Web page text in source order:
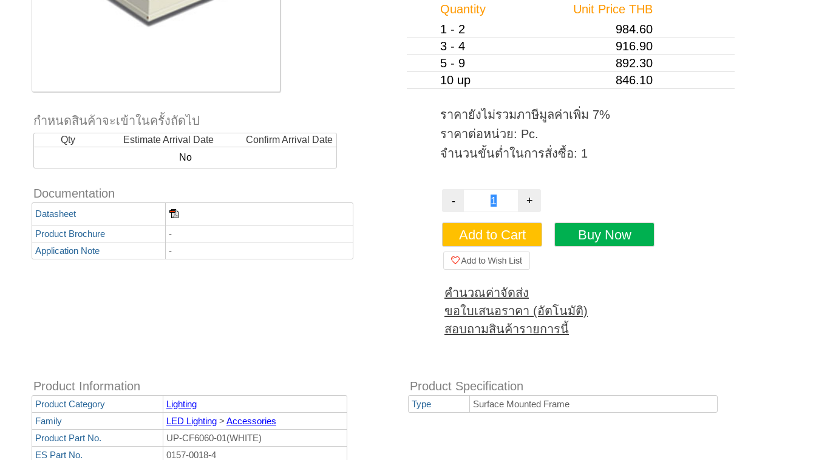
กำหนดสินค้าจะเข้าในครั้งถัดไป
Qty Estimate Arrival Date
Confirm Arrival Date
No
Documentation
Datasheet
Product Brochure
-
Application Note
-
Quantity
Unit Price THB
1 - 2
984.60
3 - 4
916.90
5 - 9
892.30
10 up
846.10
ราคายังไม่รวมภาษีมูลค่าเพิ่ม 7%
ราคาต่อหน่วย: Pc.
จำนวนขั้นต่ำในการสั่งซื้อ: 1
คำนวณค่าจัดส่ง
ขอใบเสนอราคา (อัตโนมัติ)
สอบถามสินค้ารายการนี้
Product Information
Product Category
Lighting
Family
LED Lighting > Accessories
Product Part No.
UP-CF6060-01(WHITE)
ES Part No.
0157-0018-4
Product Specification
Type Surface Mounted Frame